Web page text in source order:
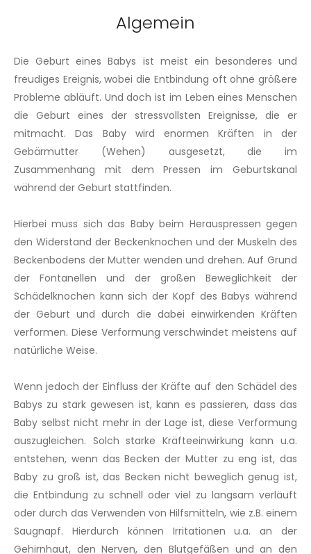
Algemein
Die Geburt eines Babys ist meist ein besonderes und
freudiges Ereignis, wobei die Entbindung oft ohne größere
Probleme abläuft. Und doch ist im Leben eines Menschen
die Geburt eines der stressvollsten Ereignisse, die er
mitmacht. Das Baby wird enormen Kräften in der
Gebärmutter (Wehen) ausgesetzt, die im
Zusammenhang mit dem Pressen im Geburtskanal
während der Geburt stattfinden.
Hierbei muss sich das Baby beim Herauspressen gegen
den Widerstand der Beckenknochen und der Muskeln des
Beckenbodens der Mutter wenden und drehen. Auf Grund
der Fontanellen und der großen Beweglichkeit der
Schädelknochen kann sich der Kopf des Babys während
der Geburt und durch die dabei einwirkenden Kräften
verformen. Diese Verformung verschwindet meistens auf
natürliche Weise.
Wenn jedoch der Einfluss der Kräfte auf den Schädel des
Babys zu stark gewesen ist, kann es passieren, dass das
Baby selbst nicht mehr in der Lage ist, diese Verformung
auszugleichen. Solch starke Kräfteeinwirkung kann u.a.
entstehen, wenn das Becken der Mutter zu eng ist, das
Baby zu groß ist, das Becken nicht beweglich genug ist,
die Entbindung zu schnell oder viel zu langsam verläuft
oder durch das Verwenden von Hilfsmitteln, wie z.B. einem
Saugnapf. Hierdurch können Irritationen u.a. an der
Gehirnhaut, den Nerven, den Blutgefäßen und an den